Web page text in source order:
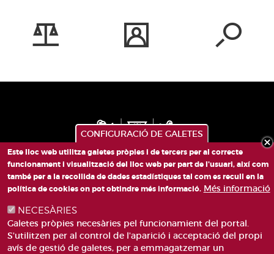
PLAÇA DE SANT LLORENÇ, 4 VALÈNCIA 46003
CONFIGURACIÓ DE GALETES
Este lloc web utilitza galetes pròpies i de tercers per al correcte
funcionament i visualització del lloc web per part de l'usuari, així com
també per a la recollida de dades estadístiques tal com es recull en la
política de cookies on pot obtindre més informació. Més informació
NECESÀRIES
Galetes pròpies necesàries pel funcionamient del portal.
S'utilitzen per al control de l'aparició i acceptació del propi
avís de gestió de galetes, per a emmagatzemar un